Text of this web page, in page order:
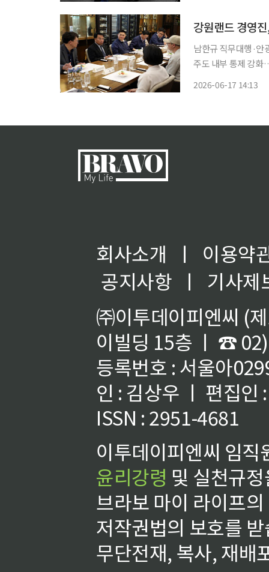
강원랜드 경영
남한규 직무대행·안
주도 내부 통제 강화…현장
2026-06-17 14:13
회사소개 ㅣ
이용약
공지사항
ㅣ
기사제
㈜이투데이피엔씨 (
이빌딩 15층 ㅣ ☎
등록번호 : 서울아
인 : 김상우 ㅣ 편집인
ISSN : 2951-4681
이투데이피엔씨 임
윤리강령 및 실천규
브라보 마이 라이프
저작권법의 보호를
무단전재, 복사, 재배